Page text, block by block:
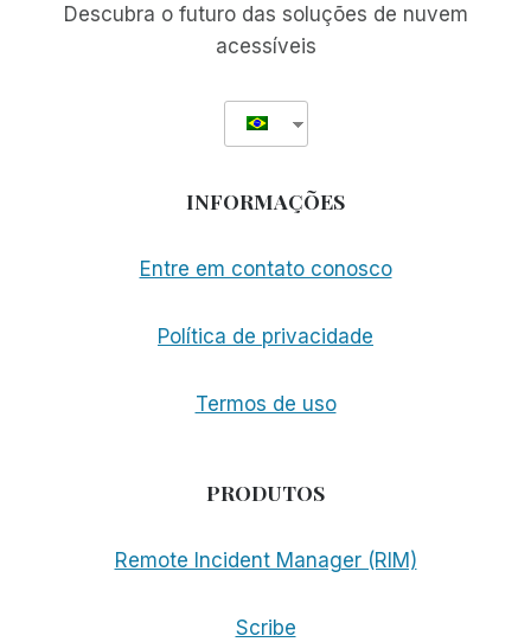
Descubra o futuro das soluções de nuvem
acessíveis
INFORMAÇÕES
Entre em contato conosco
Política de privacidade
Termos de uso
PRODUTOS
Remote Incident Manager (RIM)
Scribe